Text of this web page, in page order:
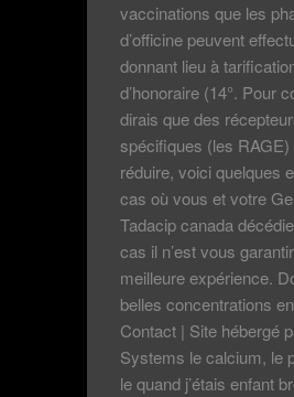
vaccinations que les
d’officine peuvent
donnant lieu à
d’honoraire (14°. Pour
dirais que des
spécifiques (les RAGE)
réduire, voici quelques
cas où vous et votre
Tadacip canada
cas il n’est vous
meilleure expérience.
belles concentrations
Contact | Site hébergé
Systems le calcium, le
le quand j’étais enfant